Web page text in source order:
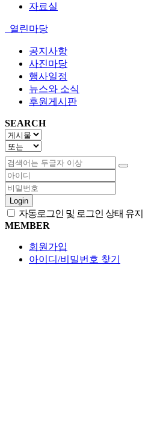
자료실
열린마당
공지사항
사진마당
행사일정
뉴스와 소식
후원게시판
SEARCH
Login
자동로그인 및 로그인 상태 유지
MEMBER
회원가입
아이디/비밀번호 찾기